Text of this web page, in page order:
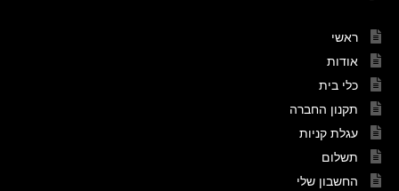
ראשי
אודות
כלי בית
תקנון החברה
עגלת קניות
תשלום
החשבון שלי